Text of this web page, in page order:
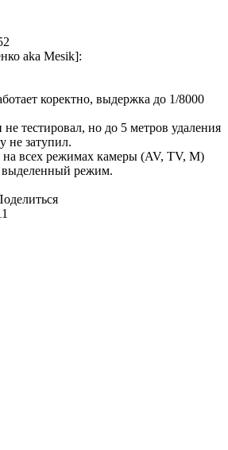
aka Mesik]:
коректно, выдержка до 1/8000
тестировал, но до 5 метров удаления
не затупил.
на всех режимах камеры (AV, TV, M)
выделенный режим.